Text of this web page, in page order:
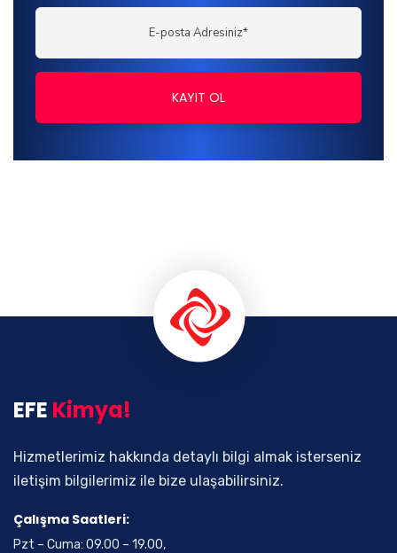
EFE Kimya!
Hizmetlerimiz hakkında detaylı bilgi almak isterseniz
iletişim bilgilerimiz ile bize ulaşabilirsiniz.
Çalışma Saatleri:
Pzt – Cuma: 09.00 – 19.00,